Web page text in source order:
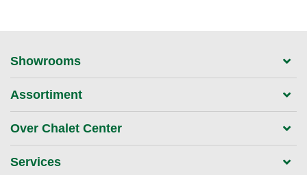
Showrooms
Assortiment
Over Chalet Center
Services